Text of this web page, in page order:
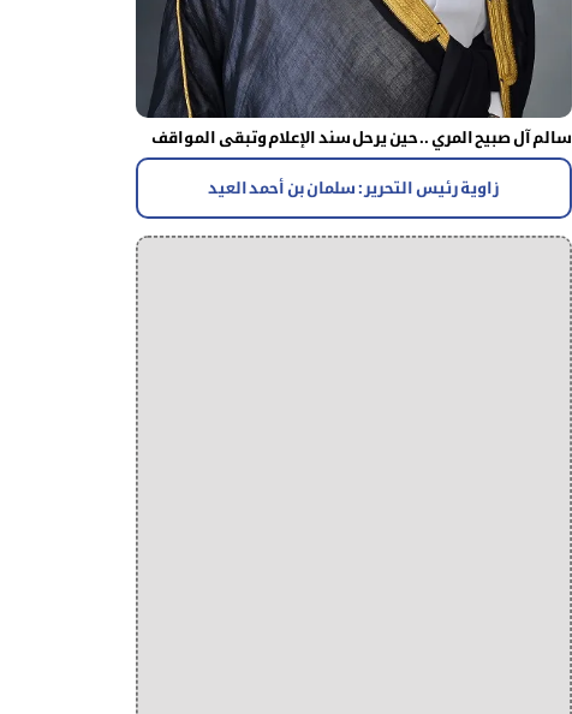
سالم آل صبيح المري .. حين يرحل سند الإعلام وتبقى المواقف
زاوية رئيس التحرير : سلمان بن أحمد العيد